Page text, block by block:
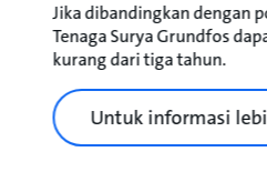
Jika dibandingkan dengan
Tenaga Surya Grundfos
kurang dari tiga tahun.
Untuk informasi